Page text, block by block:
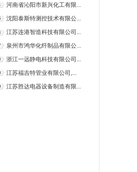
河南省沁阳市新兴化工有限...
沈阳泰斯特测控技术有限公...
江苏连港智造科技有限公司...
泉州市鸿华化纤制品有限公...
浙江一远静电科技有限公司...
江苏福吉特管业有限公司,...
江苏胜达电器设备制造有限...